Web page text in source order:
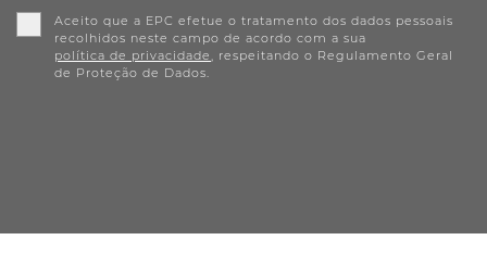
Aceito que a EPC efetue o tratamento dos dados pessoais
recolhidos neste campo de acordo com a sua
política de privacidade , respeitando o Regulamento Geral
de Proteção de Dados.